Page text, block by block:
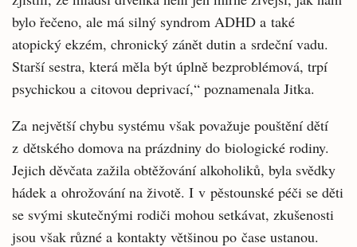
bylo řečeno, ale má silný syndrom ADHD a také
atopický ekzém, chronický zánět dutin a srdeční vadu.
Starší sestra, která měla být úplně bezproblémová, trpí
psychickou a citovou deprivací,“ poznamenala Jitka.
Za největší chybu systému však považuje pouštění dětí
z dětského domova na prázdniny do biologické rodiny.
Jejich děvčata zažila obtěžování alkoholiků, byla svědky
hádek a ohrožování na životě. I v pěstounské péči se děti
se svými skutečnými rodiči mohou setkávat, zkušenosti
jsou však různé a kontakty většinou po čase ustanou.